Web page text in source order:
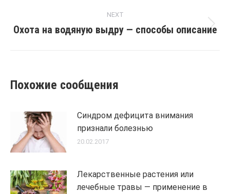
NEXT
Next
Охота на водяную выдру — способы описание
Похожие сообщения
Синдром дефицита внимания
признали болезнью
20.02.2017
Лекарственные растения или
лечебные травы — применение в